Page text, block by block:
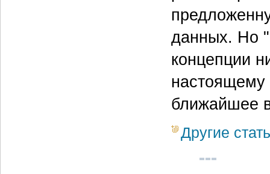
данных. Но
концепции
настоящему
ближайшее
Другие